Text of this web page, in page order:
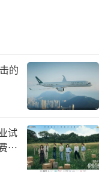
2.07亿，同比下
子园归母净利润
的原因，李子园
投入广告费用较
园去年销售费用
1.68亿元增加了1
的
试
反